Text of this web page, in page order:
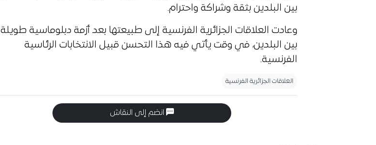
بين البلدين بثقة وشراكة واحترام.
وعادت العلاقات الجزائرية الفرنسية إلى طبيعتها بعد أزمة دبلوماسية طويلة
بين البلدين، في وقت يأتي فيه هذا التحسن قبيل الانتخابات الرئاسية
الفرنسية.
العلاقات الجزائرية الفرنسية
انضم إلى النقاش